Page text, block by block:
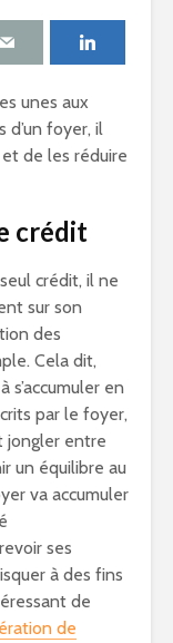
unes aux
d’un foyer, il
de les réduire
crédit
crédit, il ne
sur son
des
Cela dit,
en
par le foyer,
jongler entre
un équilibre au
va accumuler
ses
à des fins
de
de